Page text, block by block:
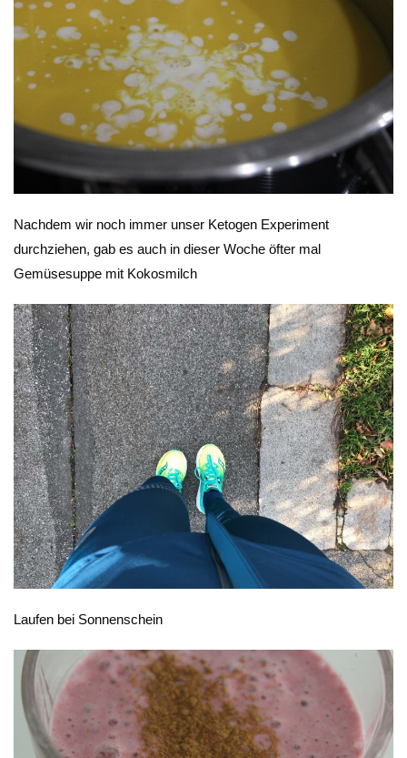
Nachdem wir noch immer unser Ketogen Experiment
durchziehen, gab es auch in dieser Woche öfter mal
Gemüsesuppe mit Kokosmilch
Laufen bei Sonnenschein